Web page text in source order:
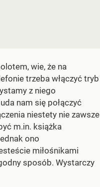
wie, że na
trzeba włączyć tryb
z niego
nam się połączyć
niestety nie zawsze
m.in. książka
ono
miłośnikami
sposób. Wystarczy